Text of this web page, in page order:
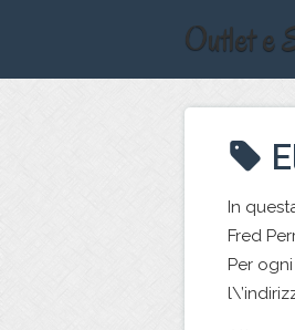
Outlet e
In
Fred
Per